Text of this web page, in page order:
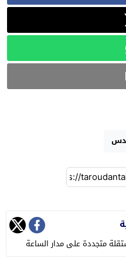
متجددة على مدار الساعة